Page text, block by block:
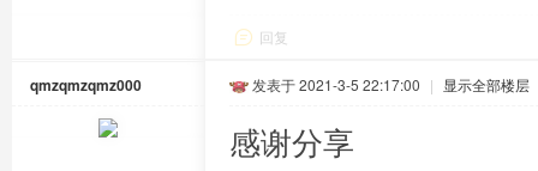
回复
qmzqmzqmz000 发表于 2021-3-5 22:17:00 | 显示全部楼层
感谢分享